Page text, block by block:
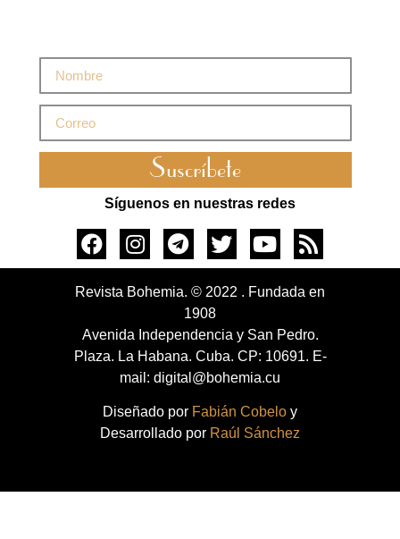
Suscríbete
Síguenos en nuestras redes
Revista Bohemia. © 2022 . Fundada en
1908
Avenida Independencia y San Pedro.
Plaza. La Habana. Cuba. CP: 10691. E-
mail: digital@bohemia.cu
Diseñado por Fabián Cobelo y
Desarrollado por Raúl Sánchez